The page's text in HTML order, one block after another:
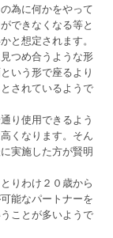
為に何かをやって
できなくなる等と
と想定されます。
つめ合うような形
いう形で座るより
されているようで
り使用できるよう
くなります。そん
実施した方が賢明
りわけ２０歳から
能なパートナーを
ことが多いようで